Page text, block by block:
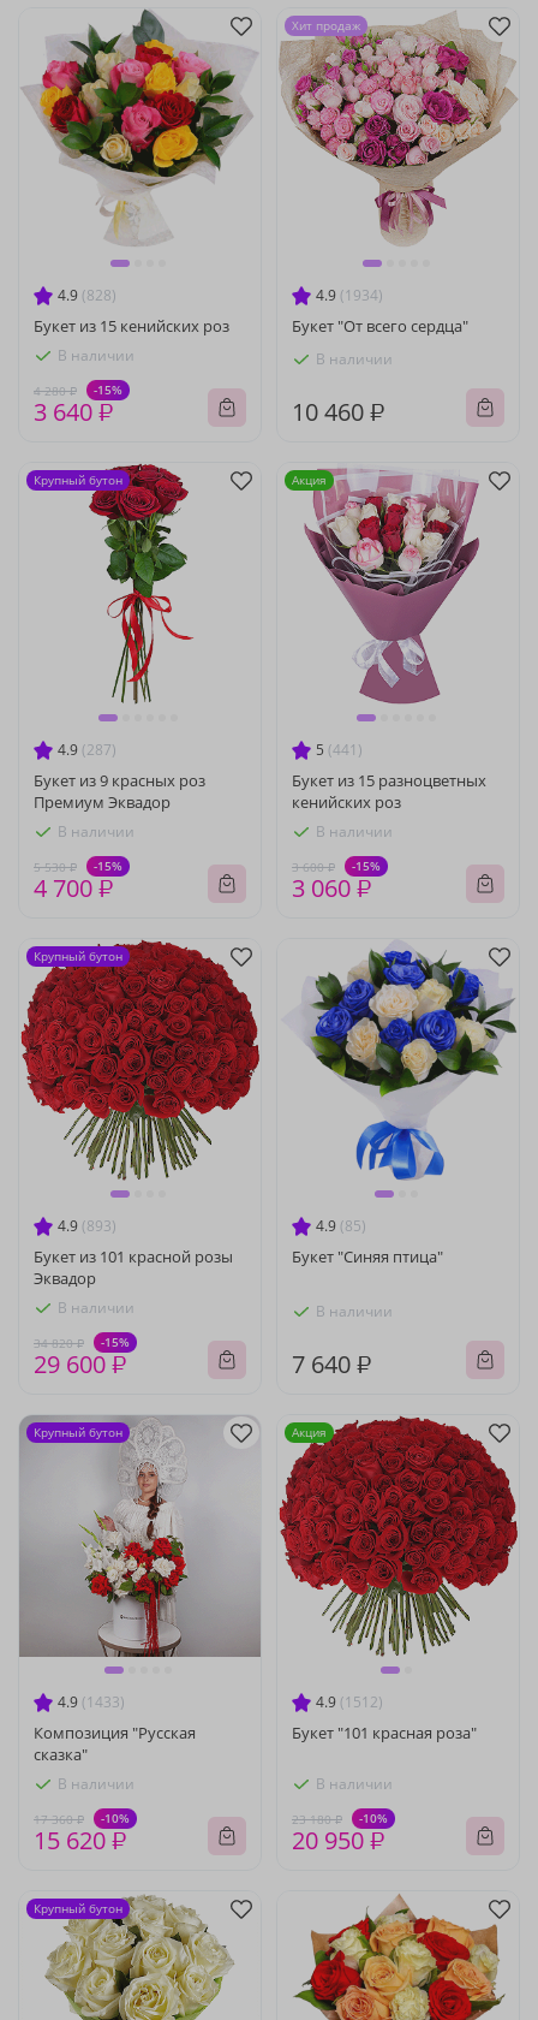
4.9 (828)
Букет из 15 кенийских роз
В наличии
4 280 ₽ -15%
3 640 ₽
4.9 (1934)
Букет "От всего сердца"
В наличии
10 460 ₽
Хит продаж
4.9 (287)
Букет из 9 красных роз
Премиум Эквадор
В наличии
5 530 ₽ -15%
4 700 ₽
Крупный бутон
5 (441)
Букет из 15 разноцветных
кенийских роз
В наличии
3 600 ₽ -15%
3 060 ₽
Акция
4.9 (893)
Букет из 101 красной розы
Эквадор
В наличии
34 820 ₽ -15%
29 600 ₽
Крупный бутон
4.9 (85)
Букет "Синяя птица"
В наличии
7 640 ₽
4.9 (1433)
Композиция "Русская
сказка"
В наличии
17 360 ₽ -10%
15 620 ₽
Крупный бутон
4.9 (1512)
Букет "101 красная роза"
В наличии
23 180 ₽ -10%
20 950 ₽
Акция
Крупный бутон